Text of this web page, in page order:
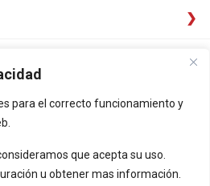
para el correcto funcionamiento y
que acepta su uso.
u obtener mas información.